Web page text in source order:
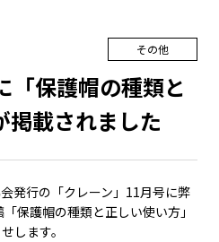
その他
「保護帽の種類と
掲載されました
発行の「クレーン」11月号に弊
保護帽の種類と正しい使い方」
します。